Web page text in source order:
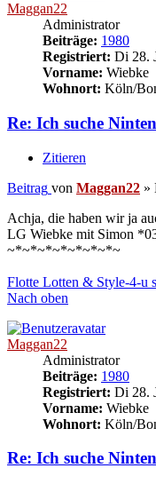
Maggan22
Administrator
Beiträge: 1980
Registriert: Di 28.
Vorname: Wiebke
Wohnort: Köln/
Re: Ich suche
Zitieren
Beitrag von Maggan22 »
Achja, die haben wir ja
LG Wiebke mit Simon
~*~*~*~*~*~*~*~
Flotte Lotten & Style-4-u
Nach oben
Maggan22
Administrator
Beiträge: 1980
Registriert: Di 28.
Vorname: Wiebke
Wohnort: Köln/
Re: Ich suche